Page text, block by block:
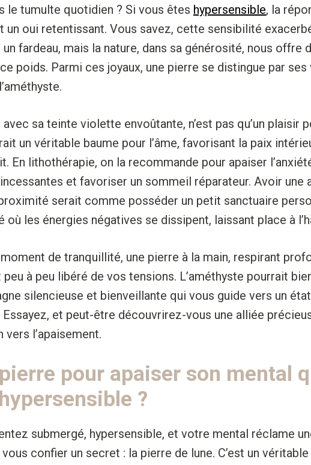
le tumulte quotidien ? Si vous êtes hypersensible, la
un oui retentissant. Vous savez, cette sensibilité
fardeau, mais la nature, dans sa générosité, nous offre
poids. Parmi ces joyaux, une pierre se distingue par ses
avec sa teinte violette envoûtante, n’est pas qu’un plaisir
un véritable baume pour l’âme, favorisant la paix
En lithothérapie, on la recommande pour apaiser
et favoriser un sommeil réparateur. Avoir une
serait comme posséder un petit sanctuaire
où les énergies négatives se dissipent, laissant place à
de tranquillité, une pierre à la main, respirant
à peu libéré de vos tensions. L’améthyste pourrait
silencieuse et bienveillante qui vous guide vers un
Essayez, et peut-être découvrirez-vous une alliée
l’apaisement.
pour apaiser son mental
?
submergé, hypersensible, et votre mental réclame
confier un secret : la pierre de lune. C’est un